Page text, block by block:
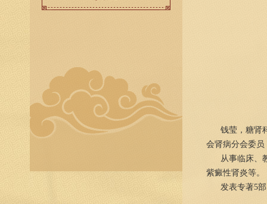
钱莹，糖肾科
会肾病分会委
从事临床、
紫癜性肾炎等。
发表专著5